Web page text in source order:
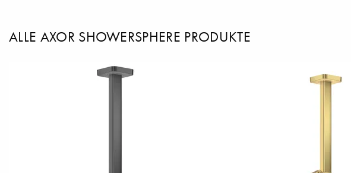
ALLE AXOR SHOWERSPHERE PRODUKTE